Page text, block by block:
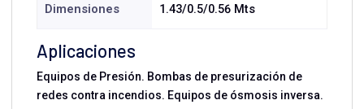
Dimensiones 1.43/0.5/0.56 Mts
Aplicaciones
Equipos de Presión. Bombas de presurización de
redes contra incendios. Equipos de ósmosis inversa.